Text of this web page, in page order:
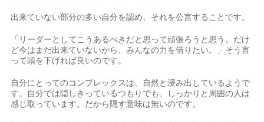
出来ていない部分の多い自分を認め、それを公言することです。
「リーダーとしてこうあるべきだと思って頑張ろうと思う。だけ
ど今はまだ出来ていないから、みんなの力を借りたい。」そう言
って頭を下げれば良いのです。
自分にとってのコンプレックスは、自然と浸み出しているようで
す。自分では隠しきっているつもりでも、しっかりと周囲の人は
感じ取っています。だから隠す意味は無いのです。